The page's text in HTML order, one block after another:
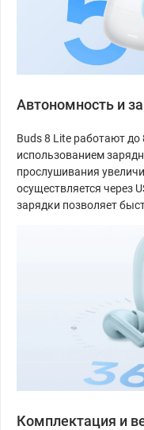
Автономность и
Buds 8 Lite работают до
использованием
прослушивания
осуществляется через
зарядки позволяет
Комплектация и